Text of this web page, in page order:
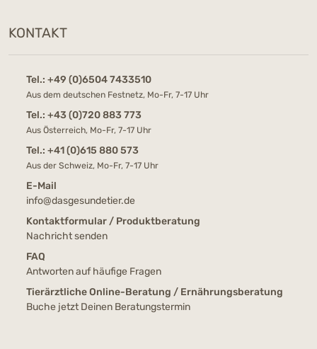
KONTAKT
Tel.: +49 (0)6504 7433510
Aus dem deutschen Festnetz, Mo-Fr, 7-17 Uhr
Tel.: +43 (0)720 883 773
Aus Österreich, Mo-Fr, 7-17 Uhr
Tel.: +41 (0)615 880 573
Aus der Schweiz, Mo-Fr, 7-17 Uhr
E-Mail
info@dasgesundetier.de
Kontaktformular / Produktberatung
Nachricht senden
FAQ
Antworten auf häufige Fragen
Tierärztliche Online-Beratung / Ernährungsberatung
Buche jetzt Deinen Beratungstermin